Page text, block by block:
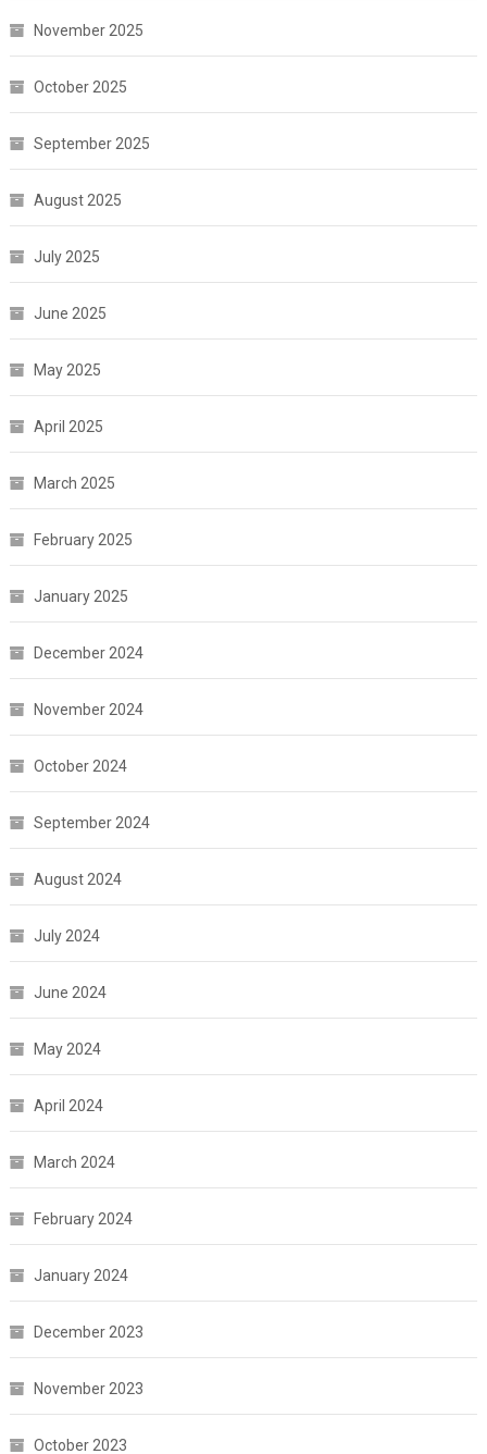
November 2025
October 2025
September 2025
August 2025
July 2025
June 2025
May 2025
April 2025
March 2025
February 2025
January 2025
December 2024
November 2024
October 2024
September 2024
August 2024
July 2024
June 2024
May 2024
April 2024
March 2024
February 2024
January 2024
December 2023
November 2023
October 2023